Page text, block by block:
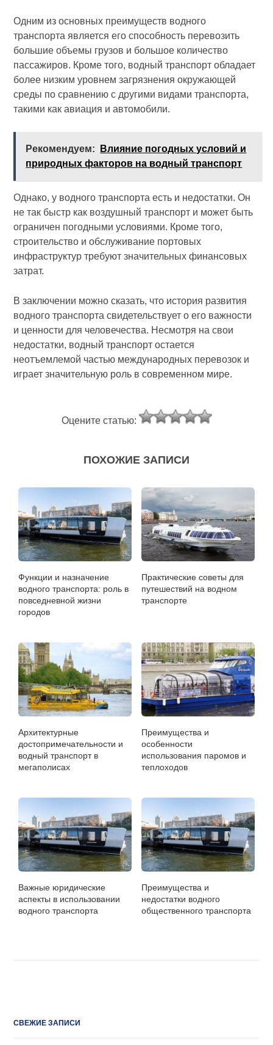
Одним из основных преимуществ водного
транспорта является его способность перевозить
большие объемы грузов и большое количество
пассажиров. Кроме того, водный транспорт обладает
более низким уровнем загрязнения окружающей
среды по сравнению с другими видами транспорта,
такими как авиация и автомобили.
Рекомендуем:
Влияние погодных условий и
природных факторов на водный транспорт
Однако, у водного транспорта есть и недостатки. Он
не так быстр как воздушный транспорт и может быть
ограничен погодными условиями. Кроме того,
строительство и обслуживание портовых
инфраструктур требуют значительных финансовых
затрат.
В заключении можно сказать, что история развития
водного транспорта свидетельствует о его важности
и ценности для человечества. Несмотря на свои
недостатки, водный транспорт остается
неотъемлемой частью международных перевозок и
играет значительную роль в современном мире.
Оцените статью:
ПОХОЖИЕ ЗАПИСИ
Функции и назначение
водного транспорта: роль в
повседневной жизни
городов
Практические советы для
путешествий на водном
транспорте
Архитектурные
достопримечательности и
водный транспорт в
мегаполисах
Преимущества и
особенности
использования паромов и
теплоходов
Важные юридические
аспекты в использовании
водного транспорта
Преимущества и
недостатки водного
общественного транспорта
СВЕЖИЕ ЗАПИСИ